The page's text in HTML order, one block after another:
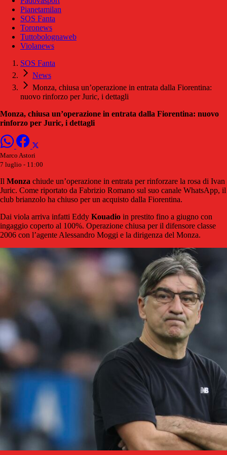
Pianetamilan
SOS Fanta
Toronews
Tuttobolognaweb
Violanews
SOS Fanta
News
Monza, chiusa un’operazione in entrata dalla Fiorentina:
nuovo rinforzo per Juric, i dettagli
Monza, chiusa un’operazione in entrata dalla Fiorentina: nuovo
rinforzo per Juric, i dettagli
Marco Astori
7 luglio - 11:00
Il Monza chiude un’operazione in entrata per rinforzare la rosa di Ivan
Juric. Come riportato da Fabrizio Romano sul suo canale WhatsApp, il
club brianzolo ha chiuso per un acquisto dalla Fiorentina.
Dai viola arriva infatti Eddy Kouadio in prestito fino a giugno con
ingaggio coperto al 100%. Operazione chiusa per il difensore classe
2006 con l’agente Alessandro Moggi e la dirigenza del Monza.